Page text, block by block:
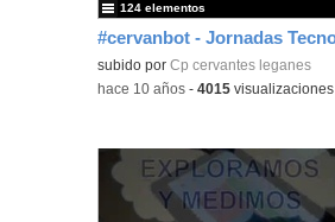
subido porCp cervantes leganes
124 elementos
-hace 10 años -4015 visualizaciones